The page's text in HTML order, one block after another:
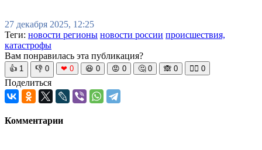
27 декабря 2025, 12:25
Теги: новости регионы новости россии происшествия,
катастрофы
Вам понравилась эта публикация?
👍 1 👎 0 ❤ 0 😆 0 😡 0 🤔 0 🙈 0 🧘‍♀️ 0
Поделиться
Комментарии